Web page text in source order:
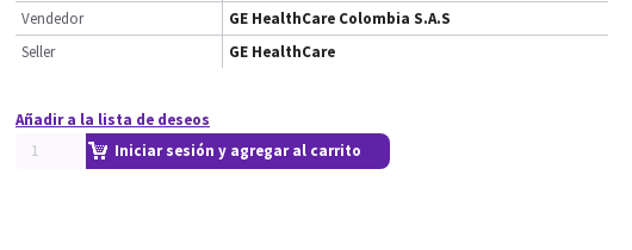
Vendedor
GE HealthCare Colombia S.A.S
Seller
GE HealthCare
Añadir a la lista de deseos
Iniciar sesión y agregar al carrito